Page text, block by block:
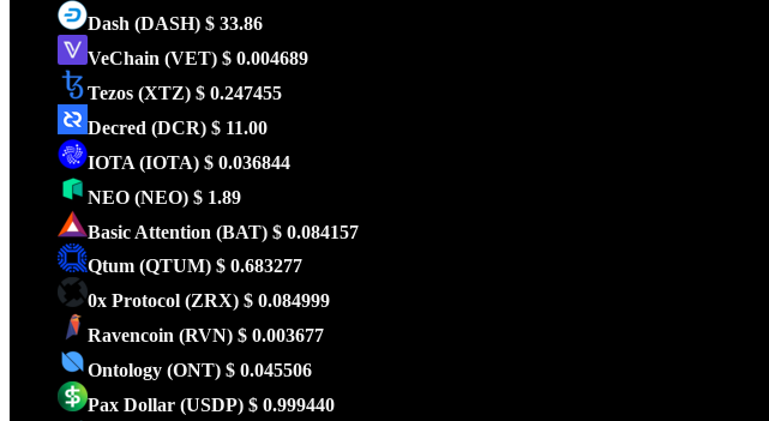
Dash (DASH) $ 33.86
VeChain (VET) $ 0.004689
Tezos (XTZ) $ 0.247455
Decred (DCR) $ 11.00
IOTA (IOTA) $ 0.036844
NEO (NEO) $ 1.89
Basic Attention (BAT) $ 0.084157
Qtum (QTUM) $ 0.683277
0x Protocol (ZRX) $ 0.084999
Ravencoin (RVN) $ 0.003677
Ontology (ONT) $ 0.045506
Pax Dollar (USDP) $ 0.999440